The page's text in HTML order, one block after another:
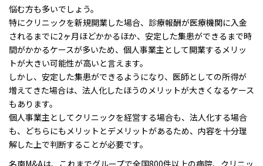
悩む方も多いでしょう。
特にクリニックを新規開業した場合、診療報酬が医療機関に入金
されるまでに2ヶ月ほどかかるほか、安定した集患ができるまで時
間がかかるケースが多いため、個人事業主として開業するメリッ
トが大きい可能性が高いと言えます。
しかし、安定した集患ができるようになり、医師としての所得が
増えてきた場合は、法人化したほうのメリットが大きくなるケース
もあります。
個人事業主としてクリニックを経営する場合も、法人化する場合
も、どちらにもメリットとデメリットがあるため、内容を十分理
解した上で判断することが必要です。
名南M&Aは、これまでグループで全国800件以上の病院、クリニッ